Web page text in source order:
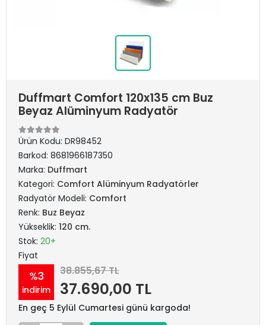
Duffmart Comfort 120x135 cm Buz
Beyaz Alüminyum Radyatör
Ürün Kodu: DR98452
Barkod: 8681966187350
Marka: Duffmart
Kategori: Comfort Alüminyum Radyatörler
Radyatör Modeli: Comfort
Renk: Buz Beyaz
Yükseklik: 120 cm.
Stok: 20+
Fiyat
%3
indirim
38.855,67 TL
37.690,00 TL
En geç 5 Eylül Cumartesi günü kargoda!